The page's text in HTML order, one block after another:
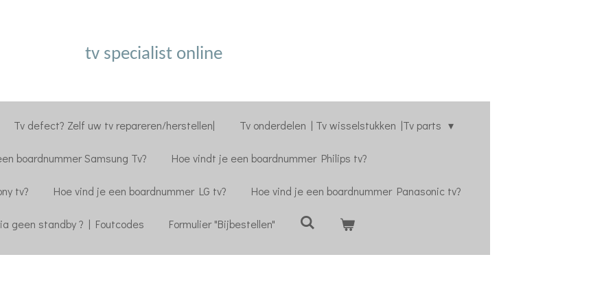
tv specialist online
Tv defect? Zelf uw tv repareren/herstellen| Tv onderdelen | Tv wisselstukken |Tv parts
boardnummer Samsung Tv? Hoe vindt je een boardnummer Philips tv?
tv? Hoe vind je een boardnummer LG tv? Hoe vind je een boardnummer Panasonic tv?
geen standby ? | Foutcodes Formulier "Bijbestellen"